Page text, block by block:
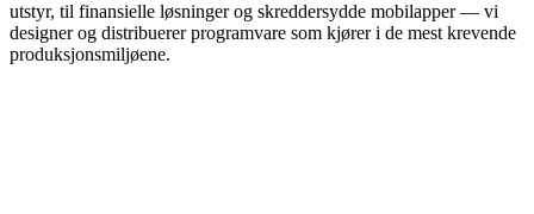
utstyr, til finansielle løsninger og skreddersydde mobilapper — vi
designer og distribuerer programvare som kjører i de mest krevende
produksjonsmiljøene.